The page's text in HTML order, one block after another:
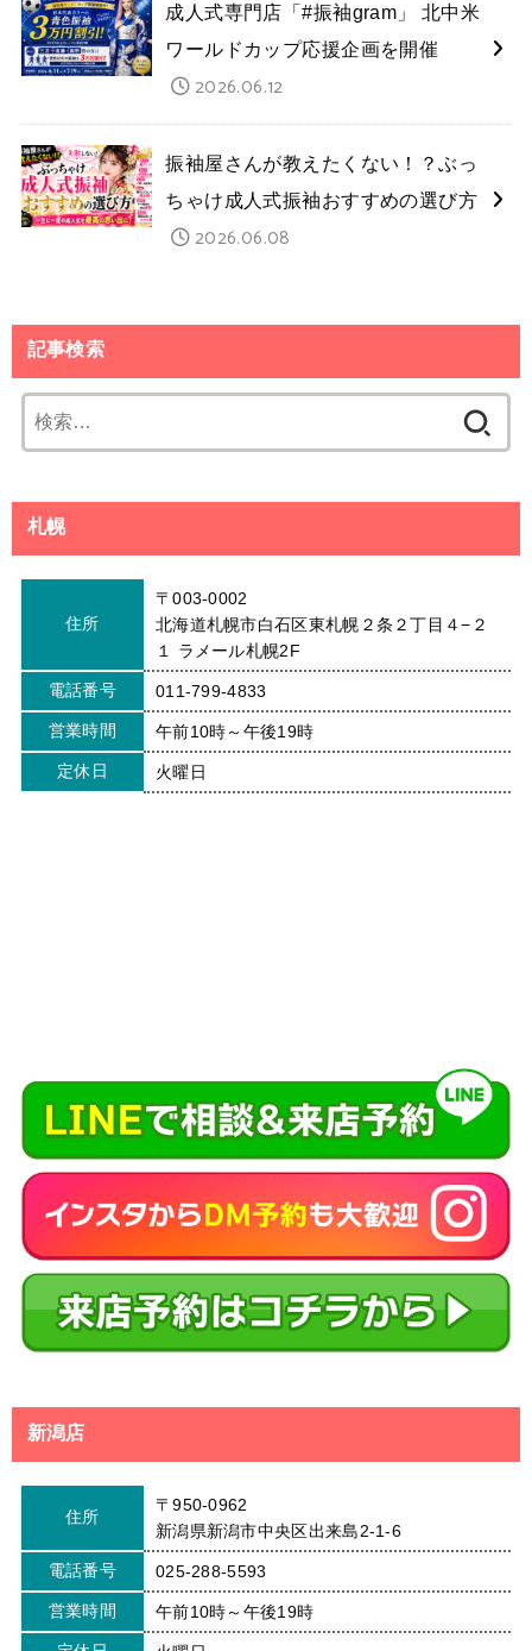
成人式専門店「#振袖gram」 北中米
ワールドカップ応援企画を開催
2026.06.12
振袖屋さんが教えたくない！？ぶっ
ちゃけ成人式振袖おすすめの選び方
2026.06.08
記事検索
索:
札幌
住所
〒003-0002
北海道札幌市白石区東札幌２条２丁目４−２
１ ラメール札幌2F
電話番号 011-799-4833
営業時間 午前10時～午後19時
定休日 火曜日
新潟店
住所
〒950-0962
新潟県新潟市中央区出来島2-1-6
電話番号 025-288-5593
営業時間 午前10時～午後19時